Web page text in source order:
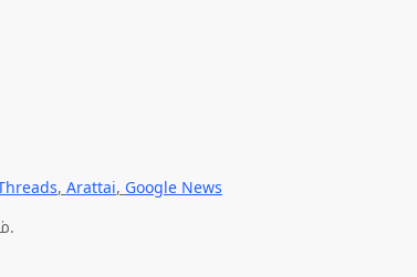
, Arattai, Google News